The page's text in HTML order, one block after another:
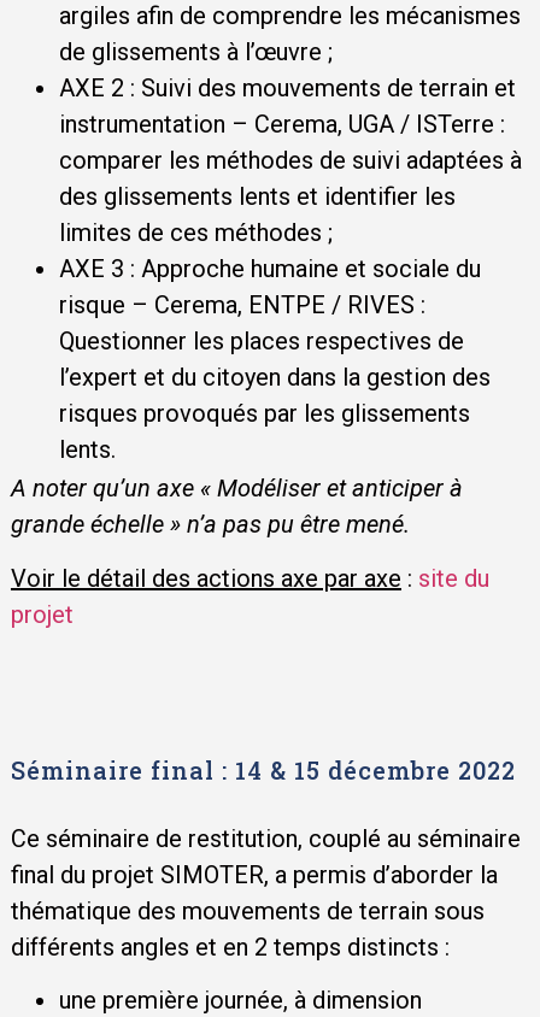
argiles afin de comprendre les mécanismes
de glissements à l’œuvre ;
AXE 2 : Suivi des mouvements de terrain et
instrumentation – Cerema, UGA / ISTerre :
comparer les méthodes de suivi adaptées à
des glissements lents et identifier les
limites de ces méthodes ;
AXE 3 : Approche humaine et sociale du
risque – Cerema, ENTPE / RIVES :
Questionner les places respectives de
l’expert et du citoyen dans la gestion des
risques provoqués par les glissements
lents.
A noter qu’un axe « Modéliser et anticiper à
grande échelle » n’a pas pu être mené.
Voir le détail des actions axe par axe : site du
projet
Séminaire final : 14 & 15 décembre 2022
Ce séminaire de restitution, couplé au séminaire
final du projet SIMOTER, a permis d’aborder la
thématique des mouvements de terrain sous
différents angles et en 2 temps distincts :
une première journée, à dimension